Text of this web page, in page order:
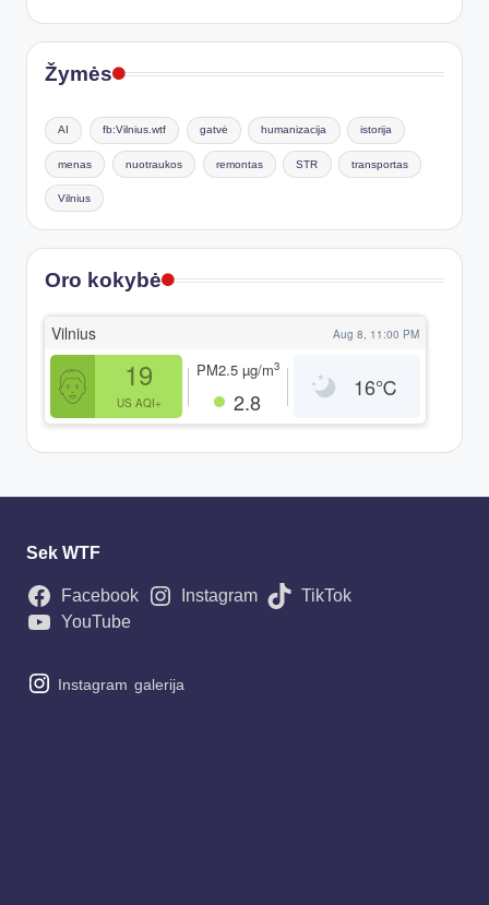
Žymės
AI fb:Vilnius.wtf gatvė humanizacija istorija
menas nuotraukos remontas STR transportas
Vilnius
Oro kokybė
Vilnius Aug 8, 11:00 PM
19
US AQI+
PM2.5 µg/m3
2.8
16℃
Sek WTF
Facebook Instagram
TikTok
YouTube
Instagram galerija